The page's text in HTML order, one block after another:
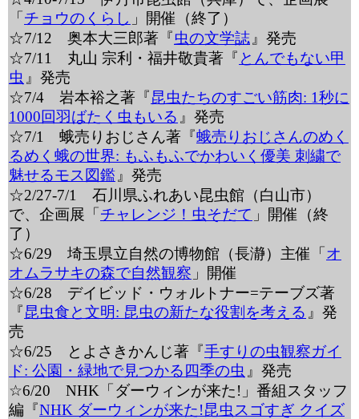
「チョウのくらし 」開催（終了）
☆7/12 奥本大三郎著『虫の文学誌 』発売
☆7/11 丸山 宗利・福井敬貴著『 とんでもない甲
虫 』発売
☆7/4 岩本裕之著『昆虫たちのすごい筋肉: 1秒に
1000回羽ばたく虫もいる 』発売
☆7/1 蛾売りおじさん著『蛾売りおじさんのめく
るめく蛾の世界: もふもふでかわいく優美 刺繍で
魅せるモス図鑑 』発売
☆2/27-7/1 石川県ふれあい昆虫館（白山市）
で、企画展「チャレンジ！虫そだて 」開催（終
了）
☆6/29 埼玉県立自然の博物館（長瀞）主催「オ
オムラサキの森で自然観察 」開催
☆6/28 デイビッド・ウォルトナー=テーブズ著
『昆虫食と文明: 昆虫の新たな役割を考える 』発
売
☆6/25 とよさきかんじ著『手すりの虫観察ガイ
ド: 公園・緑地で見つかる四季の虫 』発売
☆6/20 NHK「ダーウィンが来た!」番組スタッフ
編『NHK ダーウィンが来た!昆虫スゴすぎ クイズ